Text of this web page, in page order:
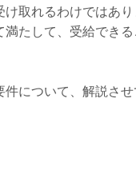
け取れるわけではあ
たして、受給できる
について、解説させ